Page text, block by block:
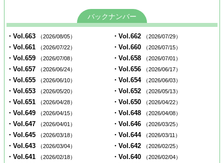
バックナンバー
・Vol.663 （2026/08/05） ・Vol.662 （2026/07/29）
・Vol.661 （2026/07/22） ・Vol.660 （2026/07/15）
・Vol.659 （2026/07/08） ・Vol.658 （2026/07/01）
・Vol.657 （2026/06/24） ・Vol.656 （2026/06/17）
・Vol.655 （2026/06/10） ・Vol.654 （2026/06/03）
・Vol.653 （2026/05/20） ・Vol.652 （2026/05/13）
・Vol.651 （2026/04/28） ・Vol.650 （2026/04/22）
・Vol.649 （2026/04/15） ・Vol.648 （2026/04/08）
・Vol.647 （2026/04/01） ・Vol.646 （2026/03/25）
・Vol.645 （2026/03/18） ・Vol.644 （2026/03/11）
・Vol.643 （2026/03/04） ・Vol.642 （2026/02/25）
・Vol.641 （2026/02/18） ・Vol.640 （2026/02/04）